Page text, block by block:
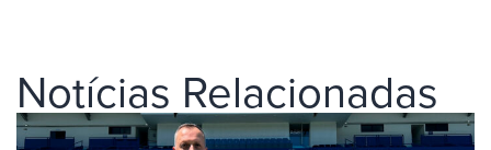
Notícias Relacionadas